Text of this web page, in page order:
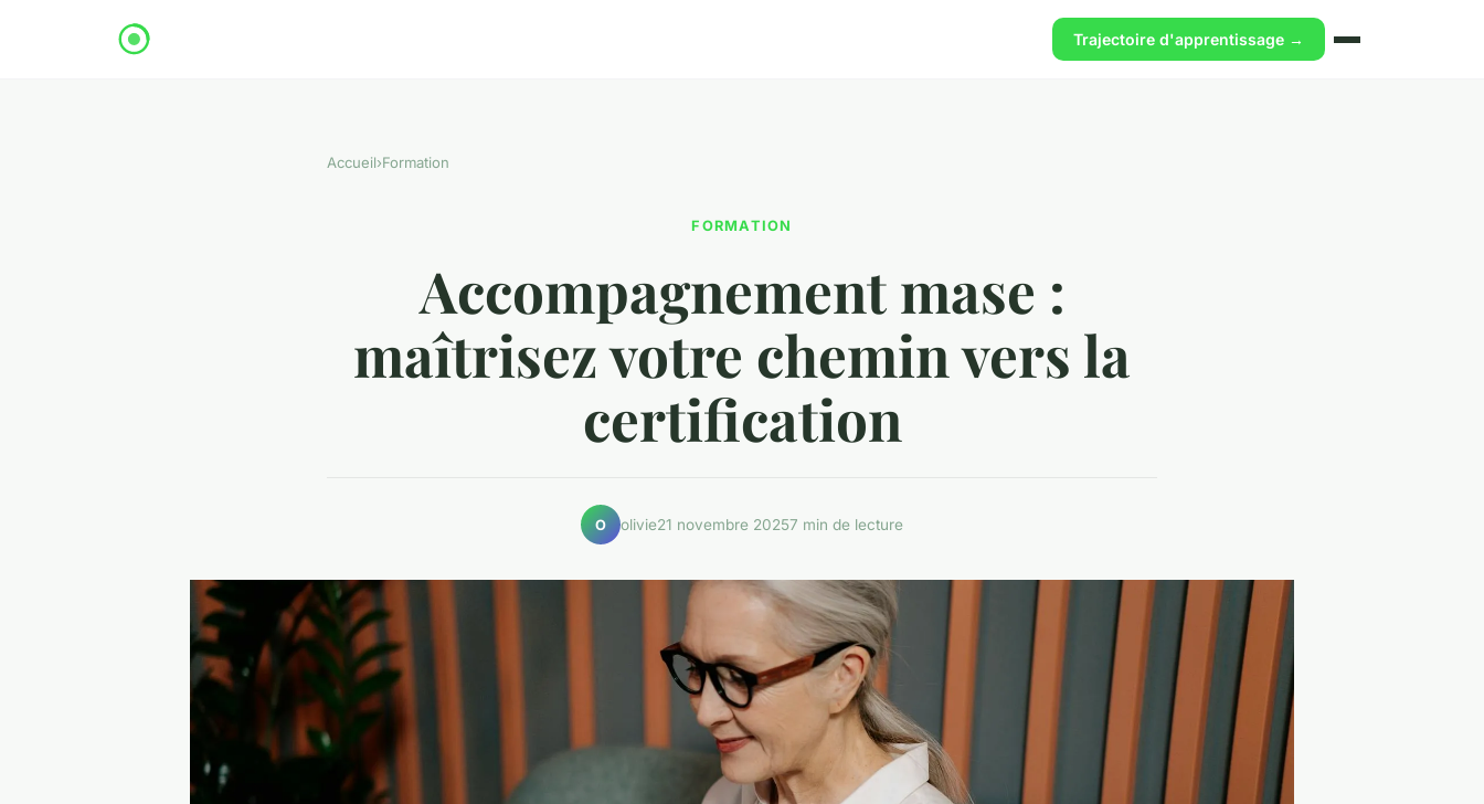
Trajectoire d'apprentissage →
Accueil›Formation
FORMATION
Accompagnement mase :
maîtrisez votre chemin vers la
certification
O olivie21 novembre 20257 min de lecture